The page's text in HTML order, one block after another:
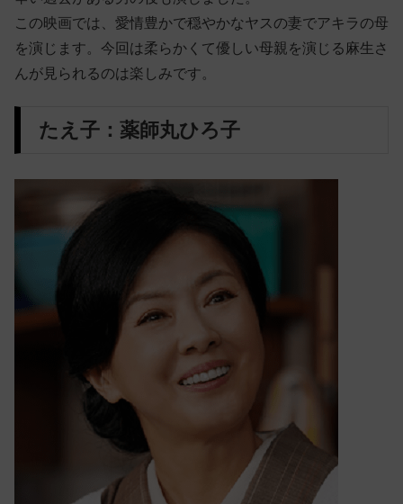
この映画では、愛情豊かで穏やかなヤスの妻でアキラの母
を演じます。今回は柔らかくて優しい母親を演じる麻生さ
んが見られるのは楽しみです。
たえ子：薬師丸ひろ子